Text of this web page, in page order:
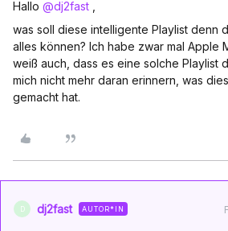
Hallo @dj2fast
was soll diese intelligente Playlist denn
alles können? Ich habe zwar mal Apple
weiß auch, dass es eine solche Playlist
mich nicht mehr daran erinnern, was
gemacht hat.
D dj2fast AUTOR*IN